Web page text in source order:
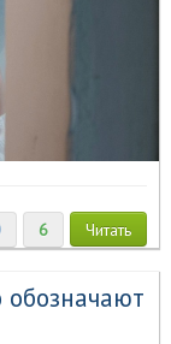
6 Читать